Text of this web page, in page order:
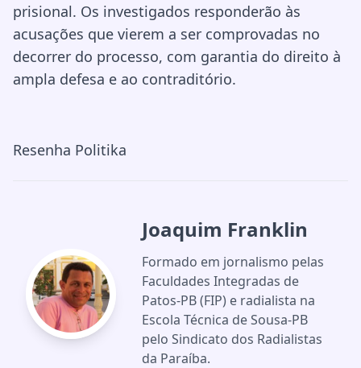
prisional. Os investigados responderão às
acusações que vierem a ser comprovadas no
decorrer do processo, com garantia do direito à
ampla defesa e ao contraditório.
Resenha Politika
Joaquim Franklin
Formado em jornalismo pelas
Faculdades Integradas de
Patos-PB (FIP) e radialista na
Escola Técnica de Sousa-PB
pelo Sindicato dos Radialistas
da Paraíba.